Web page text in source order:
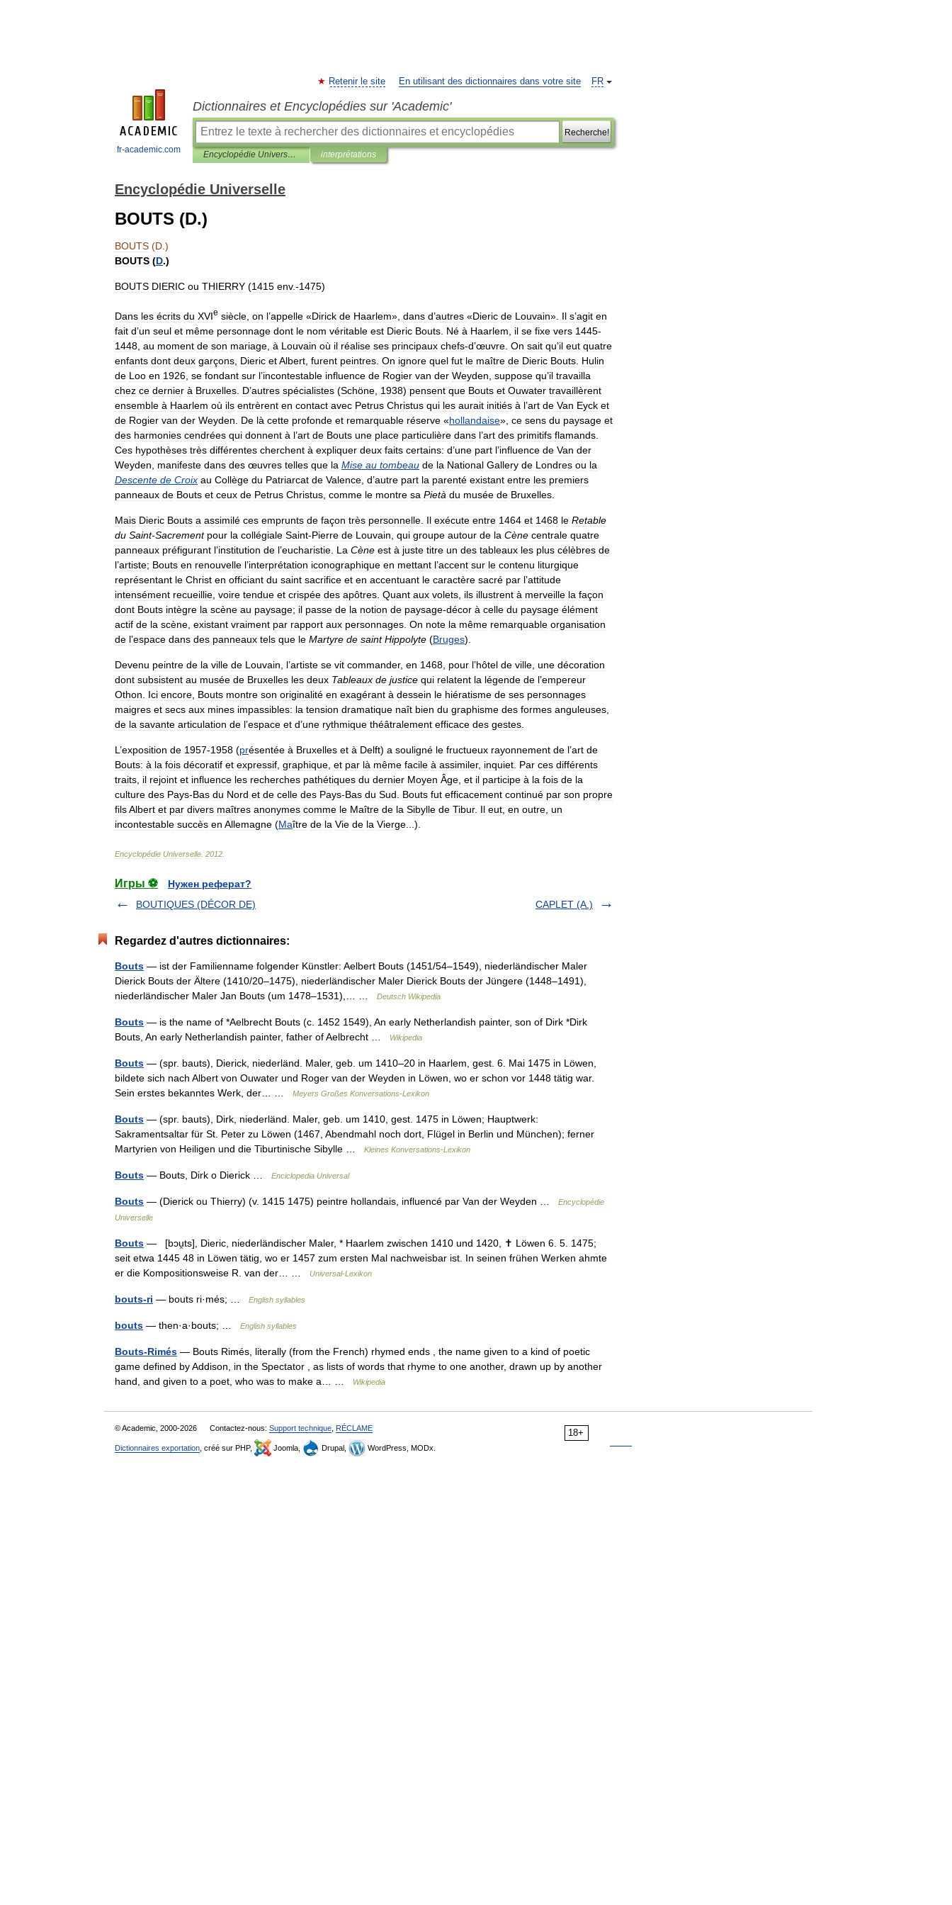
fr-academic.com
FR
Retenir le site En utilisant des dictionnaires dans votre site
Dictionnaires et Encyclopédies sur 'Academic'
Recherche!
Encyclopédie Universelle interprétations
Encyclopédie Universelle
BOUTS (D.)
BOUTS (D .)
BOUTS (D.)
BOUTS DIERIC ou THIERRY (1415 env.-1475)
Dans les écrits du XVIe siècle on l’appelle «Dirick de Haarlem», dans d’autres «Dieric de Louvain». Il s’agit en
fait d’un seul et même personnage dont le nom véritable est Dieric Bouts Né à Haarlem il se fixe vers 1445-
1448 au moment de son mariage à Louvain où il réalise ses principaux chefs-d’œuvre On sait qu’il eut quatre
enfants dont deux garçons Dieric etAlbert furent peintres On ignore quel fut le maître de Dieric Bouts Hulin
de Loo en 1926 se fondant sur l’incontestable influence de Rogier van der Weyden suppose qu’il travailla
chez ce dernier à Bruxelles D’autres spécialistes (Schöne 1938) pensent que Bouts et Ouwater travaillèrent
ensemble à Haarlem où ils entrèrent en contact avec Petrus Christus qui les aurait initiés à l’art de Van Eyck et
de Rogier van der Weyden De là cette profonde et remarquable réserve «hollandaise», ce sens du paysage et
des harmonies cendrées qui donnent à l’art de Bouts une place particulière dans l’art des primitifs flamands
Ces hypothèses très différentes cherchent à expliquer deux faits certains: d’une part l’influence de Van der
Weyden
manifeste dans des œuvres telles que la Mise au tombeau de la National Gallery de Londres ou la
Descente de Croix au Collège du Patriarcat de Valence d’autre part la parenté existant entre les premiers
panneaux de Bouts et ceux de Petrus Christus comme le montre sa Pietà du musée de Bruxelles
Mais Dieric Bouts a assimilé ces emprunts de façon très personnelle Il exécute entre 1464 et 1468 le Retable
du Saint-Sacrement pour la collégiale Saint-Pierre de Louvain qui groupe autour de la Cène centrale quatre
panneaux préfigurant l’institution de l’eucharistie La Cène est à juste titre un des tableaux les plus célèbres de
l’artiste; Bouts en renouvelle l’interprétation iconographique en mettant l’accent sur le contenu liturgique
représentant le Christ en officiant du saint sacrifice et en accentuant le caractère sacré par l’attitude
intensément recueillie voire tendue et crispée des apôtres Quant aux volets ils illustrent à merveille la façon
dont Bouts intègre la scène au paysage; il passe de la notion de paysage-décor à celle du paysage élément
actif de la scène existant vraiment par rapport aux personnages On note la même remarquable organisation
de l’espace dans des panneaux tels que le Martyre de saint Hippolyte (Bruges).
Devenu peintre de la ville de Louvain l’artiste se vit commander, en 1468 pour l’hôtel de ville une décoration
dont subsistent au musée de Bruxelles les deux Tableaux de justice qui relatent la légende de l’empereur
Othon
Ici encore Bouts montre son originalité en exagérant à dessein le hiératisme de ses personnages
maigres et secs aux mines impassibles: la tension dramatique naît bien du graphisme des formes anguleuses
de la savante articulation de l’espace et d’une rythmique théâtralement efficace des gestes
L ’exposition de 1957-1958 (présentée à Bruxelles et à Delft) a souligné le fructueux rayonnement de l’art de
Bouts: à la fois décoratif et expressif graphique et par là même facile à assimiler, inquiet Par ces différents
traits il rejoint et influence les recherches pathétiques du dernier Moyen Âge et il participe à la fois de la
culture des Pays-Bas du Nord et de celle des Pays-Bas du Sud Bouts fut efficacement continué par son propre
filsAlbert et par divers maîtres anonymes comme le Maître de la Sibylle de Tibur. Il eut en outre un
incontestable succès en Allemagne (Maître de la Vie de la Vierge ...).
Encyclopédie Universelle 2012
Игры ⚽
Нужен реферат?
BOUTIQUES (DÉCOR DE)
CAPLET (A.)
Regardez d'autres dictionnaires:
Bouts — ist der Familienname folgender Künstler: Aelbert Bouts (1451/54–1549), niederländischer Maler
Dierick Bouts der Ältere (1410/20–1475), niederländischer Maler Dierick Bouts der Jüngere (1448–1491),
niederländischer Maler Jan Bouts (um 1478–1531),… …
Deutsch Wikipedia
Bouts — is the name of *Aelbrecht Bouts (c. 1452 1549), An early Netherlandish painter, son of Dirk *Dirk
Bouts, An early Netherlandish painter, father of Aelbrecht …
Wikipedia
Bouts — (spr. bauts), Dierick, niederländ. Maler, geb. um 1410–20 in Haarlem, gest. 6. Mai 1475 in Löwen,
bildete sich nach Albert von Ouwater und Roger van der Weyden in Löwen, wo er schon vor 1448 tätig war.
Sein erstes bekanntes Werk, der… …
Meyers Großes Konversations-Lexikon
Bouts — (spr. bauts), Dirk, niederländ. Maler, geb. um 1410, gest. 1475 in Löwen; Hauptwerk:
Sakramentsaltar für St. Peter zu Löwen (1467, Abendmahl noch dort, Flügel in Berlin und München); ferner
Martyrien von Heiligen und die Tiburtinische Sibylle …
Kleines Konversations-Lexikon
Bouts — Bouts, Dirk o Dierick … Enciclopedia Universal
Bouts — (Dierick ou Thierry) (v. 1415 1475) peintre hollandais, influencé par Van der Weyden …
Encyclopédie
Universelle
Bouts — [bɔu̯ts], Dieric, niederländischer Maler, * Haarlem zwischen 1410 und 1420, ✝ Löwen 6. 5. 1475;
seit etwa 1445 48 in Löwen tätig, wo er 1457 zum ersten Mal nachweisbar ist. In seinen frühen Werken ahmte
er die Kompositionsweise R. van der… …
Universal-Lexikon
bouts-ri — bouts ri·més; … English syllables
bouts — then·a·bouts; … English syllables
Bouts-Rimés — Bouts Rimés, literally (from the French) rhymed ends , the name given to a kind of poetic
game defined by Addison, in the Spectator , as lists of words that rhyme to one another, drawn up by another
hand, and given to a poet, who was to make a… …
Wikipedia
18+
© Academic, 2000-2026 Contactez-nous: Support technique RÉCLAME
Dictionnaires exportation , créé sur PHP, Joomla, Drupal, WordPress, MODx.